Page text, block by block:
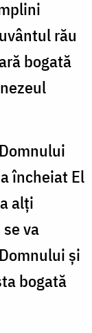
rău
bogată
încheiat El
alţi
va
şi
bogată